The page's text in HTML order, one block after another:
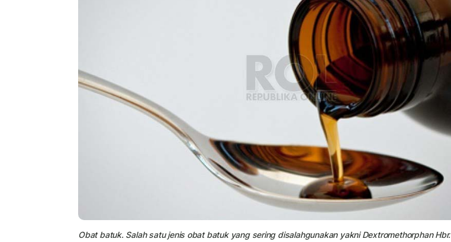
Obat batuk. Salah satu jenis obat batuk yang sering disalahgunakan yakni Dextromethorphan Hbr.